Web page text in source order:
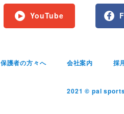
YouTube
保護者の方々へ 会社案内 採
2021 © pal